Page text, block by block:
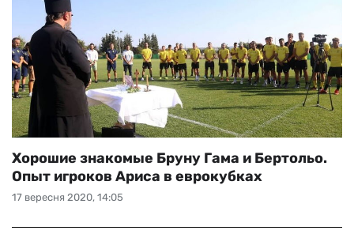
17 вересня 2020, 14:05
Хорошие знакомые Бруну Гама и Бертольо.
Опыт игроков Ариса в еврокубках